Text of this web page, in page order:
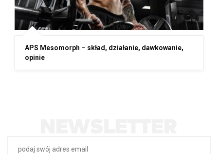
APS Mesomorph – skład, działanie, dawkowanie,
opinie